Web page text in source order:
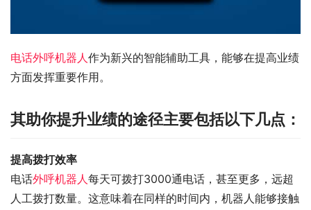
电话外呼机器人作为新兴的智能辅助工具，能够在提高业绩
方面发挥重要作用。
其助你提升业绩的途径主要包括以下几点：
提高拨打效率
电话外呼机器人每天可拨打3000通电话，甚至更多，远超
人工拨打数量。这意味着在同样的时间内，机器人能够接触